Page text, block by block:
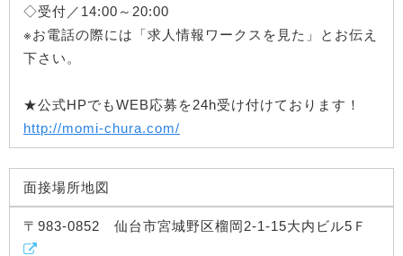
◇受付／14:00～20:00
※お電話の際には「求人情報ワークスを見た」とお伝え
下さい。
★公式HPでもWEB応募を24h受け付けております！
http://momi-chura.com/
面接場所地図
〒983-0852 仙台市宮城野区榴岡2-1-15大内ビル5Ｆ